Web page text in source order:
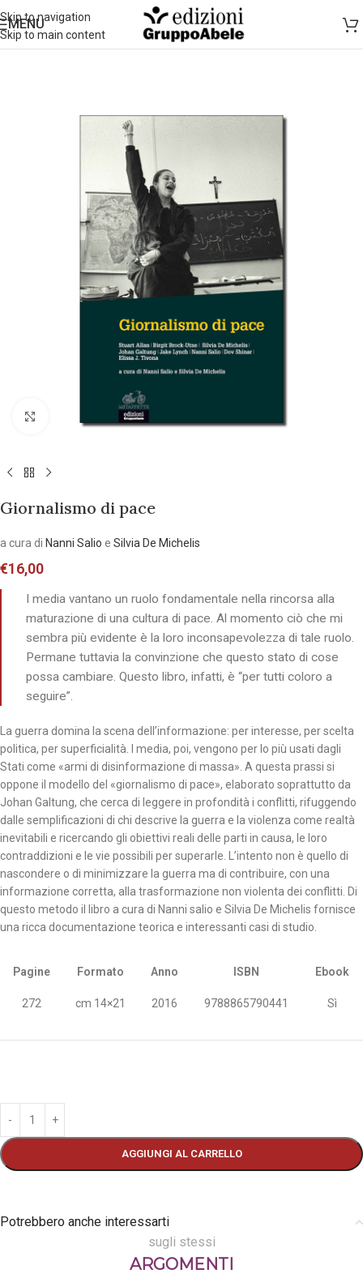
Skip to navigation
Skip to main content
MENU
Allarga l'immagine
Giornalismo di pace
a cura di Nanni Salio e Silvia De Michelis
€16,00
I media vantano un ruolo fondamentale nella rincorsa alla
maturazione di una cultura di pace. Al momento ciò che mi
sembra più evidente è la loro inconsapevolezza di tale ruolo.
Permane tuttavia la convinzione che questo stato di cose
possa cambiare. Questo libro, infatti, è “per tutti coloro a
seguire”.
La guerra domina la scena dell’informazione: per interesse, per scelta
politica, per superficialità. I media, poi, vengono per lo più usati dagli
Stati come «armi di disinformazione di massa». A questa prassi si
oppone il modello del «giornalismo di pace», elaborato soprattutto da
Johan Galtung, che cerca di leggere in profondità i conflitti, rifuggendo
dalle semplificazioni di chi descrive la guerra e la violenza come realtà
inevitabili e ricercando gli obiettivi reali delle parti in causa, le loro
contraddizioni e le vie possibili per superarle. L’intento non è quello di
nascondere o di minimizzare la guerra ma di contribuire, con una
informazione corretta, alla trasformazione non violenta dei conflitti. Di
questo metodo il libro a cura di Nanni salio e Silvia De Michelis fornisce
una ricca documentazione teorica e interessanti casi di studio.
Pagine
272
Formato
cm 14×21
Anno
2016
ISBN
9788865790441
Ebook
Sì
AGGIUNGI AL CARRELLO
Potrebbero anche interessarti
sugli stessi
ARGOMENTI